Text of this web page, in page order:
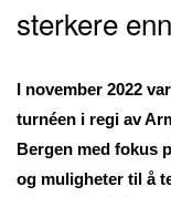
sterkere
I november 2022
turnéen i regi av
Bergen med fokus
og muligheter til å